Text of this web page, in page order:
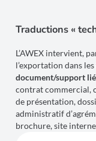
Traductions «
L’AWEX intervient,
l’exportation dans
document/support
contrat commercial,
de présentation,
administratif
brochure, site